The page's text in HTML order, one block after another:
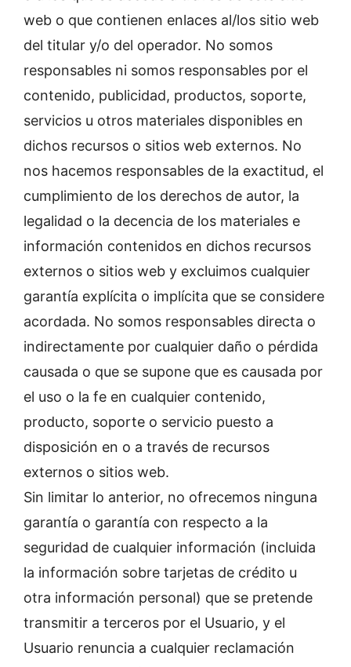
web o que contienen enlaces al/los sitio web
del titular y/o del operador. No somos
responsables ni somos responsables por el
contenido, publicidad, productos, soporte,
servicios u otros materiales disponibles en
dichos recursos o sitios web externos. No
nos hacemos responsables de la exactitud, el
cumplimiento de los derechos de autor, la
legalidad o la decencia de los materiales e
información contenidos en dichos recursos
externos o sitios web y excluimos cualquier
garantía explícita o implícita que se considere
acordada. No somos responsables directa o
indirectamente por cualquier daño o pérdida
causada o que se supone que es causada por
el uso o la fe en cualquier contenido,
producto, soporte o servicio puesto a
disposición en o a través de recursos
externos o sitios web.
Sin limitar lo anterior, no ofrecemos ninguna
garantía o garantía con respecto a la
seguridad de cualquier información (incluida
la información sobre tarjetas de crédito u
otra información personal) que se pretende
transmitir a terceros por el Usuario, y el
Usuario renuncia a cualquier reclamación